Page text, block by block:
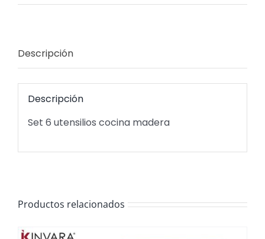
Descripción
Descripción
Set 6 utensilios cocina madera
Productos relacionados